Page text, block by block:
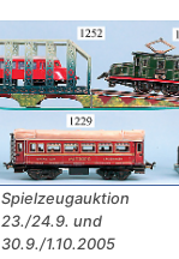
Spielzeugauktion
23./24.9. und
30.9./1.10.2005